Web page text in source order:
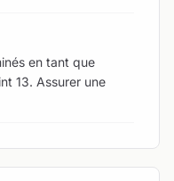
en tant que
13. Assurer une